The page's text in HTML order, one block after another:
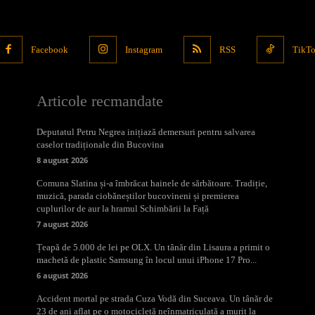
Facebook Instagram RSS
Articole recmandate
Deputatul Petru Negrea inițiază demersuri pentru salvarea
caselor tradiționale din Bucovina
8 august 2026
Comuna Slatina și-a îmbrăcat hainele de sărbătoare. Tradiție,
muzică, parada ciobăneștilor bucovineni și premierea
cuplurilor de aur la hramul Schimbării la Față
7 august 2026
Țeapă de 5.000 de lei pe OLX. Un tânăr din Lisaura a primit o
machetă de plastic Samsung în locul unui iPhone 17 Pro...
6 august 2026
Accident mortal pe strada Cuza Vodă din Suceava. Un tânăr de
23 de ani aflat pe o motocicletă neînmatriculată a murit la